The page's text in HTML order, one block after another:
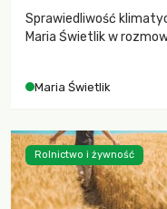
Sprawiedliwość
Maria Świetlik w
Maria Świetlik
Rolnictwo i żywność